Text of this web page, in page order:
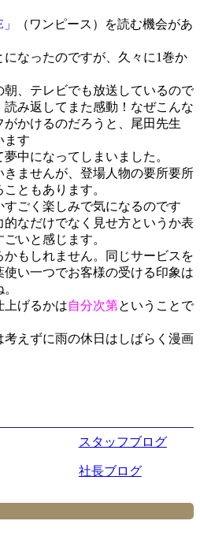
（ワンピース）を読む機会があ
なったのですが、久々に1巻か
朝、テレビでも放送しているので
み返してまた感動！なぜこんな
かけるのだろうと、尾田先生
ます
中になってしまいました。
ませんが、登場人物の要所要所
ともあります。
ごく楽しみで気になるのです
なだけでなく見せ方というか表
いと感じます。
もしれません。同じサービスを
い一つでお客様の受ける印象は
上げるかは自分次第ということで
考えずに雨の休日はしばらく漫画
スタッフブログ
社長ブログ